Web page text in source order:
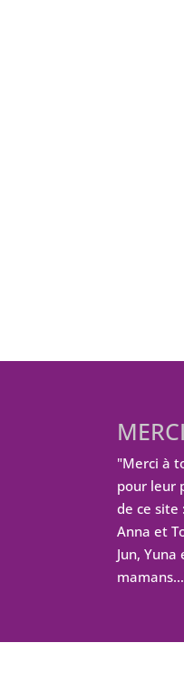
MERCI
"Merci à
pour leur
de ce site
Anna et
Jun,